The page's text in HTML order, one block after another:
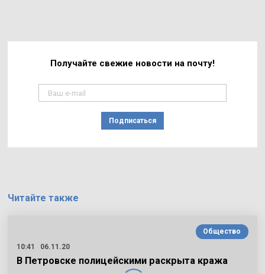
Получайте свежие новости на почту!
Подписаться
Читайте также
Общество
10:41
06.11.20
В Петровске полицейскими раскрыта кража